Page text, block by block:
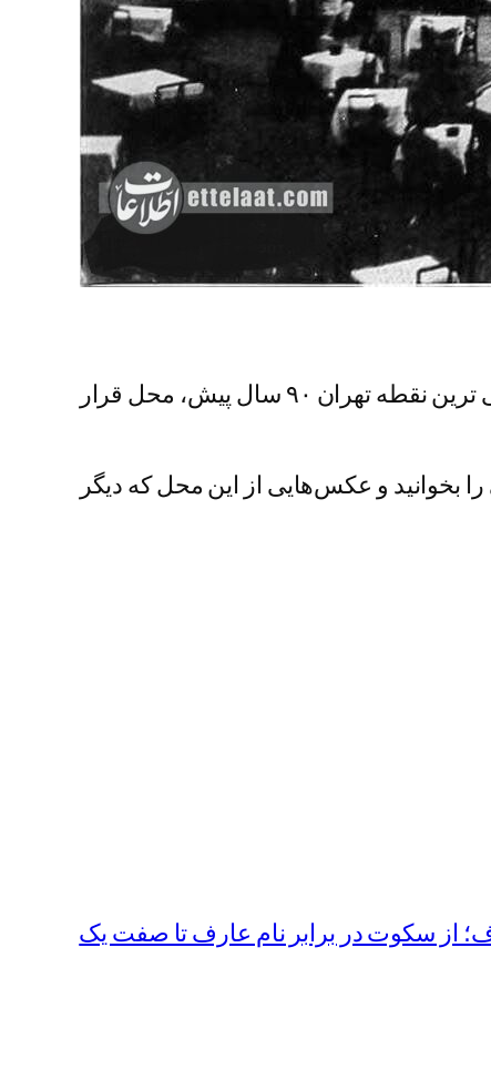
به گزارش خبرگزاری خبرآنلاین، کافه بلدیه تهران که در محل کنونی تئاتر شهر قرار داشت، در شمالی ترین نقطه تهران ۹۰ سال پیش، محل قرار
را منتشر کرده. آگهی را بخوانید و عکس‌هایی از این محل که دیگر
از سکوت در برابر نام عارف تا صفت یک